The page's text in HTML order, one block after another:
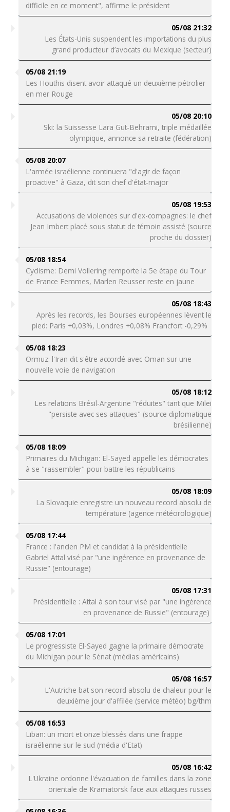
difficile en ce moment", affirme le président
05/08 21:32
Les États-Unis suspendent les importations du plus
grand producteur d’avocats du Mexique (secteur)
05/08 21:19
Les Houthis disent avoir attaqué un deuxième pétrolier
en mer Rouge
05/08 20:10
Ski: la Suissesse Lara Gut-Behrami, triple médaillée
olympique, annonce sa retraite (fédération)
05/08 20:07
L'armée israélienne continuera "d'agir de façon
proactive" à Gaza, dit son chef d'état-major
05/08 19:53
Accusations de violences sur d'ex-compagnes: le chef
Jean Imbert placé sous statut de témoin assisté (source
proche du dossier)
05/08 18:54
Cyclisme: Demi Vollering remporte la 5e étape du Tour
de France Femmes, Marlen Reusser reste en jaune
05/08 18:43
Après les records, les Bourses européennes lèvent le
pied: Paris +0,03%, Londres +0,08% Francfort -0,29%
05/08 18:23
Ormuz: l'Iran dit s'être accordé avec Oman sur une
nouvelle voie de navigation
05/08 18:12
Les relations Brésil-Argentine "réduites" tant que Milei
"persiste avec ses attaques" (source diplomatique
brésilienne)
05/08 18:09
Primaires du Michigan: El-Sayed appelle les démocrates
à se "rassembler" pour battre les républicains
05/08 18:09
La Slovaquie enregistre un nouveau record absolu de
température (agence météorologique)
05/08 17:44
France : l'ancien PM et candidat à la présidentielle
Gabriel Attal visé par "une ingérence en provenance de
Russie" (entourage)
05/08 17:31
Présidentielle : Attal à son tour visé par "une ingérence
en provenance de Russie" (entourage)
05/08 17:01
Le progressiste El-Sayed gagne la primaire démocrate
du Michigan pour le Sénat (médias américains)
05/08 16:57
L'Autriche bat son record absolu de chaleur pour le
deuxième jour d'affilée (service météo) bg/thm
05/08 16:53
Liban: un mort et onze blessés dans une frappe
israélienne sur le sud (média d'Etat)
05/08 16:42
L'Ukraine ordonne l'évacuation de familles dans la zone
orientale de Kramatorsk face aux attaques russes